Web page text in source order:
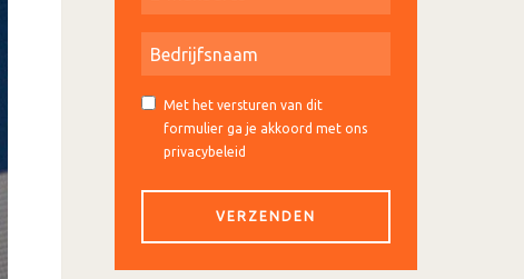
Met het versturen van dit
formulier ga je akkoord met ons
privacybeleid